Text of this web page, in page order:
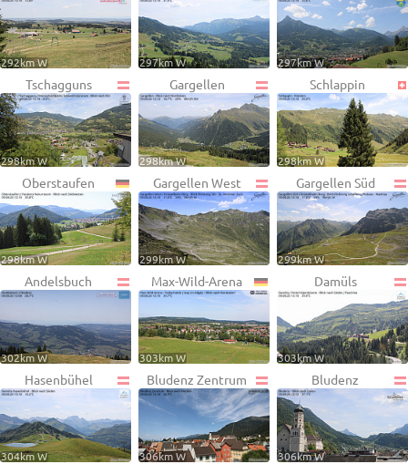
292km W 297km W 297km W
Tschagguns
298km W
Gargellen
298km W
Schlappin
298km W
Oberstaufen
298km W
Gargellen West
299km W
Gargellen Süd
299km W
Andelsbuch
302km W
Max-Wild-Arena
303km W
Damüls
303km W
Hasenbühel
304km W
Bludenz Zentrum
306km W
Bludenz
306km W